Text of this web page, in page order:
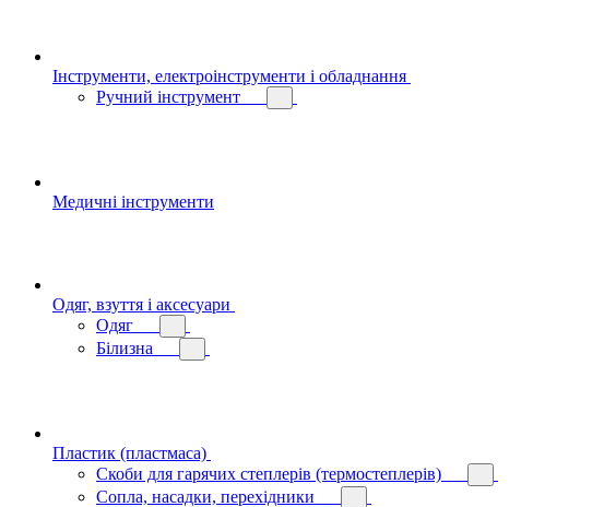
Інструменти, електроінструменти і обладнання
Ручний інструмент
Медичні інструменти
Одяг, взуття і аксесуари
Одяг
Білизна
Пластик (пластмаса)
Скоби для гарячих степлерів (термостеплерів)
Сопла, насадки, перехідники